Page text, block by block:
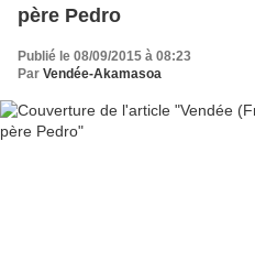
père Pedro
Publié le 08/09/2015 à 08:23
Par Vendée-Akamasoa